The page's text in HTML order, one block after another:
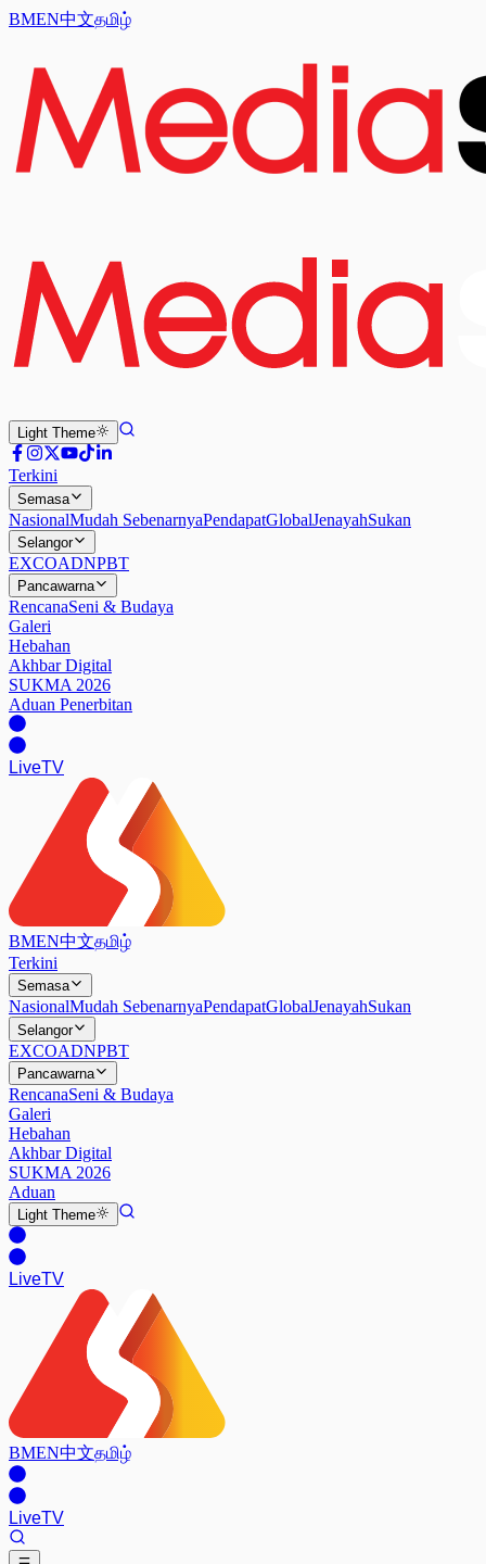
BMEN中文தமிழ்
Light Theme
Terkini
Semasa
NasionalMudah SebenarnyaPendapatGlobalJenayahSukan
Selangor
EXCOADNPBT
Pancawarna
RencanaSeni & Budaya
Galeri
Hebahan
Akhbar Digital
SUKMA 2026
Aduan Penerbitan
LiveTV
BMEN中文தமிழ்
Terkini
Semasa
NasionalMudah SebenarnyaPendapatGlobalJenayahSukan
Selangor
EXCOADNPBT
Pancawarna
RencanaSeni & Budaya
Galeri
Hebahan
Akhbar Digital
SUKMA 2026
Aduan
Light Theme
LiveTV
BMEN中文தமிழ்
LiveTV